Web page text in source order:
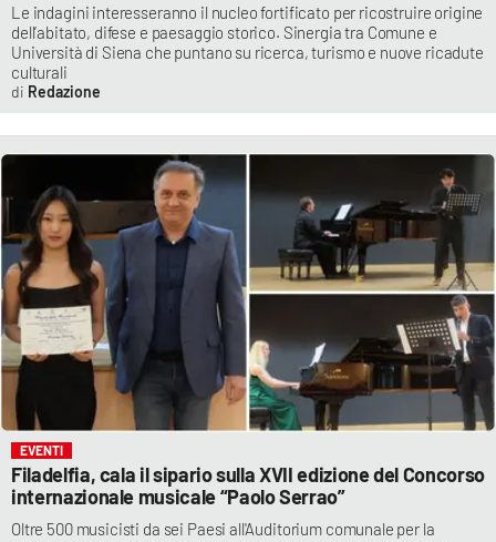
Le indagini interesseranno il nucleo fortificato per ricostruire origine
dell’abitato, difese e paesaggio storico. Sinergia tra Comune e
Università di Siena che puntano su ricerca, turismo e nuove ricadute
culturali
Redazione
EVENTI
Filadelfia, cala il sipario sulla XVII edizione del Concorso
internazionale musicale “Paolo Serrao”
Oltre 500 musicisti da sei Paesi all'Auditorium comunale per la